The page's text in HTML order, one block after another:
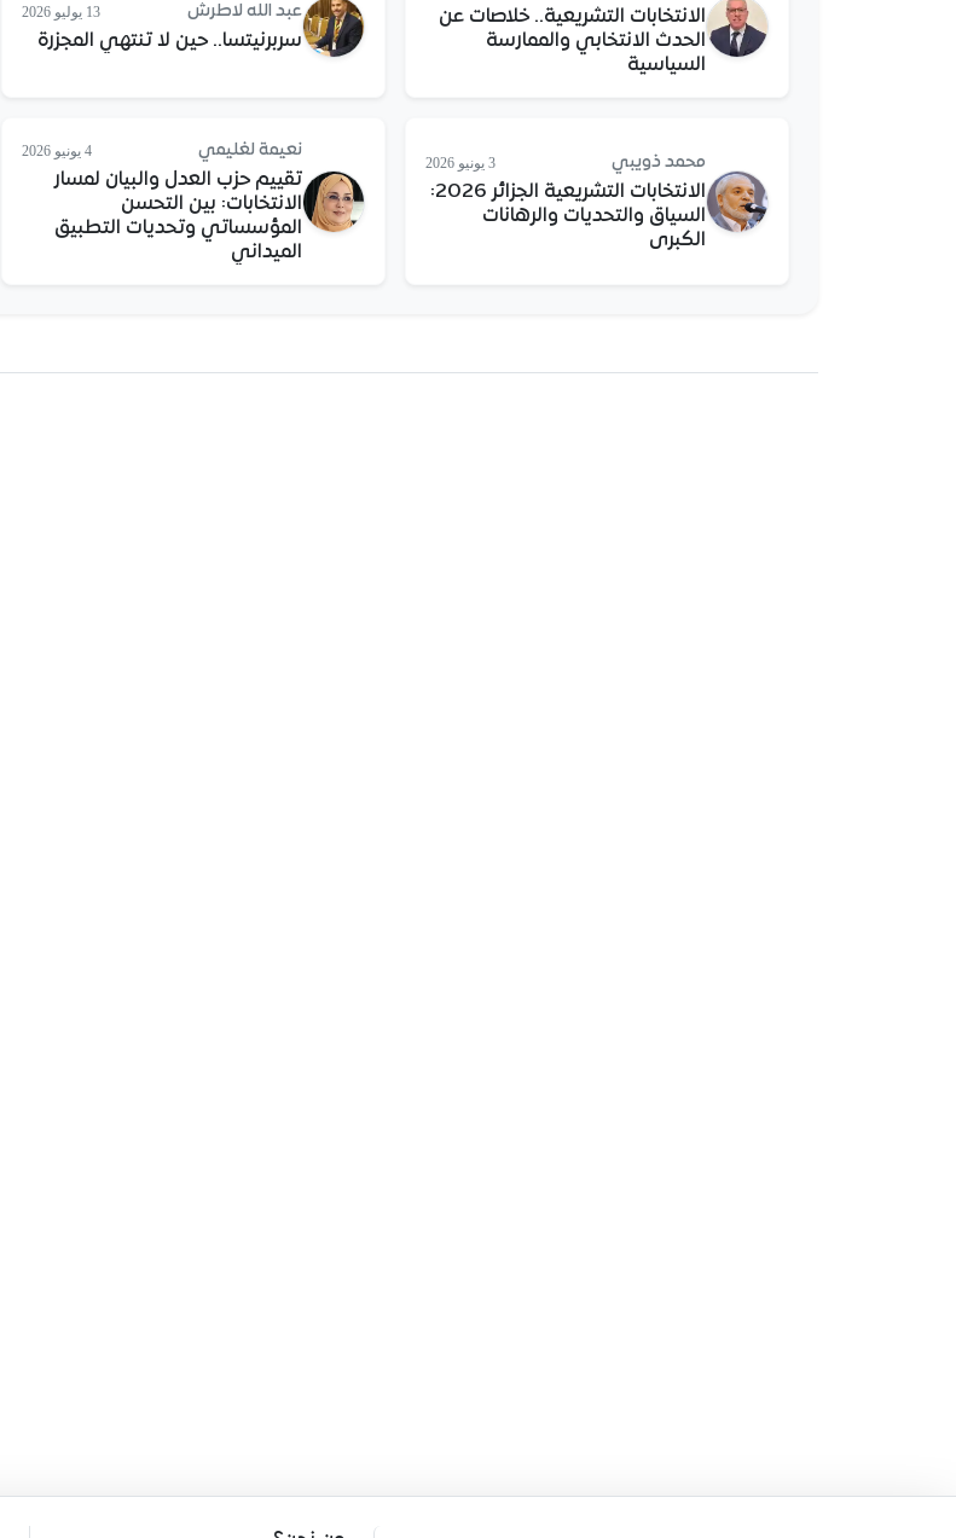
الانتخابات التشريعية.. خلاصات عن
الحدث الانتخابي والممارسة
السياسية
عبد الله لاطرش 13 يوليو 2026
سربرنيتسا.. حين لا تنتهي المجزرة
محمد ذويبي 3 يونيو 2026
الانتخابات التشريعية الجزائر 2026:
السياق والتحديات والرهانات
الكبرى
نعيمة لغليمي 4 يونيو 2026
تقييم حزب العدل والبيان لمسار
الانتخابات: بين التحسن
المؤسساتي وتحديات التطبيق
الميداني